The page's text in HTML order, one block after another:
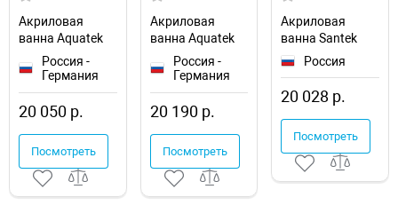
Акриловая
ванна Aquatek
Eco-friendly
София 170x70
Россия -
Германия
20 050 р.
Посмотреть
Акриловая
ванна Aquatek
Eco-friendly
Лайма 170х70
Россия -
Германия
20 190 р.
Посмотреть
Акриловая
ванна Santek
Фиджи 180x80
Россия
20 028 р.
Посмотреть